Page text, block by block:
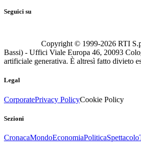
Seguici su
Copyright © 1999-2026 RTI
Bassi) - Uffici Viale Europa 46, 20093
artificiale generativa. È altresì fatto divieto
Legal
CorporatePrivacy PolicyCookie Policy
Sezioni
CronacaMondoEconomiaPoliticaSpettacolo